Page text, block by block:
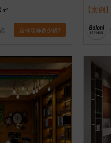
这样装修多少钱?
【案例